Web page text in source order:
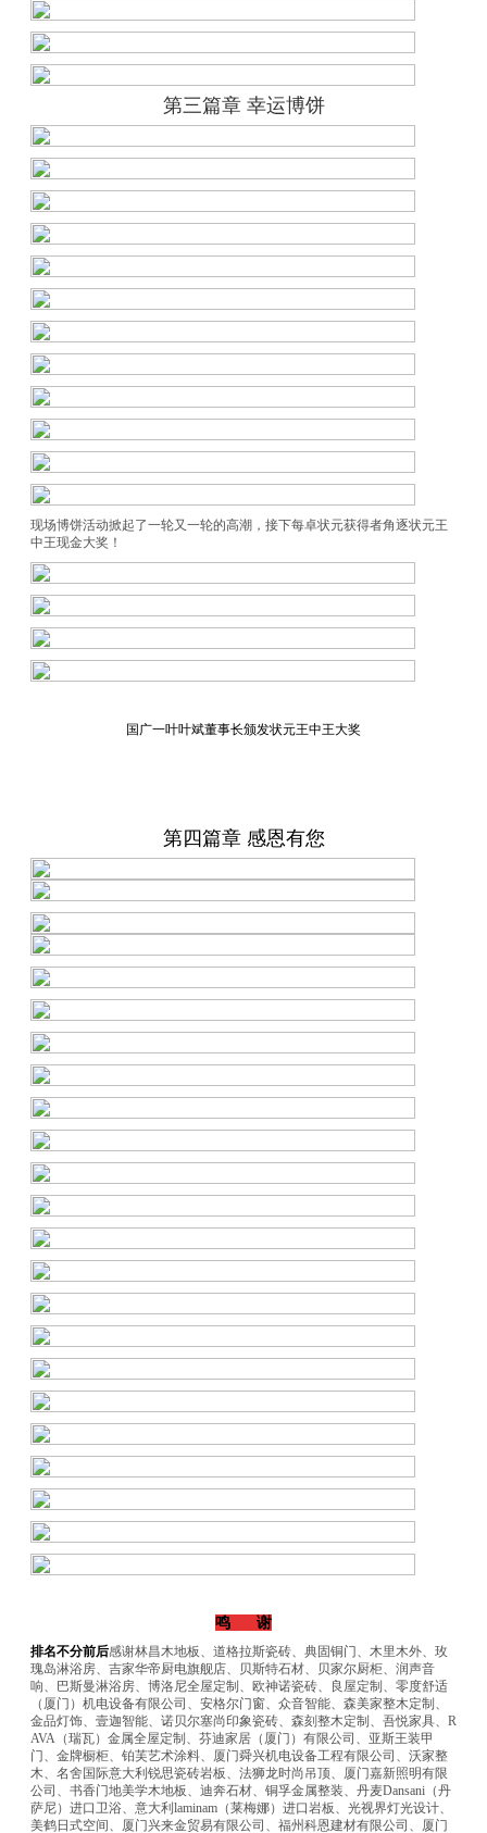
第三篇章 幸运博饼
现场博饼活动掀起了一轮又一轮的高潮，接下每卓状元获得者角逐状元王
中王现金大奖！
国广一叶叶斌董事长颁发状元王中王大奖
第四篇章 感恩有您
鸣 谢
排名不分前后感谢林昌木地板、道格拉斯瓷砖、典固铜门、木里木外、玫
瑰岛淋浴房、吉家华帝厨电旗舰店、贝斯特石材、贝家尔厨柜、润声音
响、巴斯曼淋浴房、博洛尼全屋定制、欧神诺瓷砖、良屋定制、零度舒适
（厦门）机电设备有限公司、安格尔门窗、众音智能、森美家整木定制、
金品灯饰、壹迦智能、诺贝尔塞尚印象瓷砖、森刻整木定制、吾悦家具、R
AVA（瑞瓦）金属全屋定制、芬迪家居（厦门）有限公司、亚斯王装甲
门、金牌橱柜、铂芙艺术涂料、厦门舜兴机电设备工程有限公司、沃家整
木、名舍国际意大利锐思瓷砖岩板、法狮龙时尚吊顶、厦门嘉新照明有限
公司、书香门地美学木地板、迪奔石材、铜孚金属整装、丹麦Dansani（丹
萨尼）进口卫浴、意大利laminam（莱梅娜）进口岩板、光视界灯光设计、
美鹤日式空间、厦门兴来金贸易有限公司、福州科恩建材有限公司、厦门